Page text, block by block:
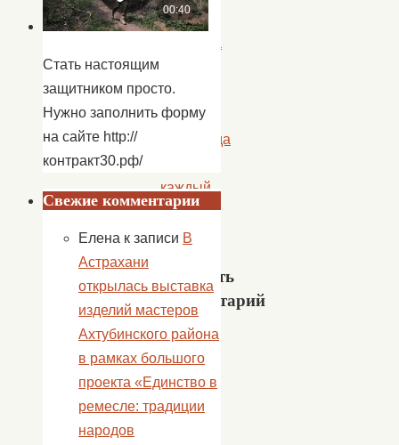
с.
мастер
класс
«Гирлянда
каждый
дом»
»
Добавить
комментарий
Ваш
адрес
email
не
Стать настоящим
защитником просто.
Нужно заполнить форму
на сайте http://
контракт30.рф/
Свежие комментарии
Елена к записи В
Астрахани
открылась выставка
изделий мастеров
Ахтубинского района
в рамках большого
проекта «Единство в
ремесле: традиции
народов